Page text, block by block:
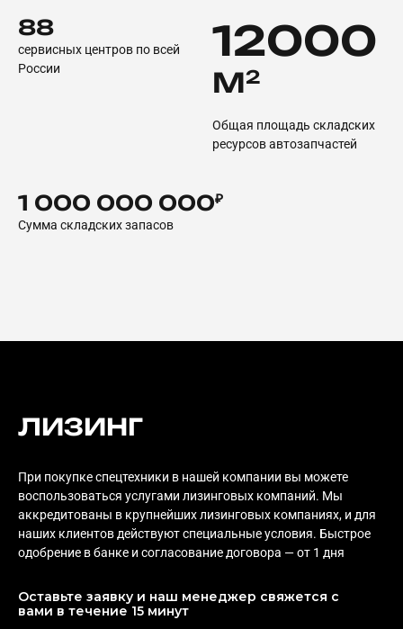
88
сервисных центров по всей
России
12000
М2
Общая площадь складских
ресурсов автозапчастей
1 000 000 000₽
Сумма складских запасов
ЛИЗИНГ
При покупке спецтехники в нашей компании вы можете
воспользоваться услугами лизинговых компаний. Мы
аккредитованы в крупнейших лизинговых компаниях, и для
наших клиентов действуют специальные условия. Быстрое
одобрение в банке и согласование договора — от 1 дня
Оставьте заявку и наш менеджер свяжется с
вами в течение 15 минут